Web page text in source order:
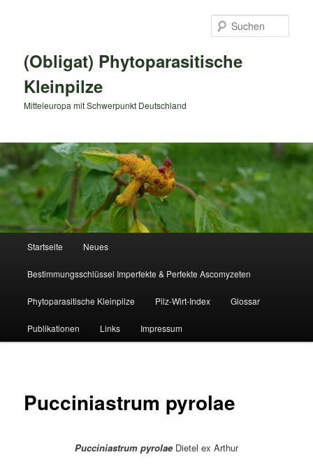
(Obligat) Phytoparasitische
Kleinpilze
Mitteleuropa mit Schwerpunkt Deutschland
Startseite Neues
Bestimmungsschlüssel Imperfekte & Perfekte Ascomyzeten
Phytoparasitische Kleinpilze Pilz-Wirt-Index Glossar
Publikationen Links Impressum
Pucciniastrum pyrolae
Pucciniastrum pyrolae Dietel ex Arthur